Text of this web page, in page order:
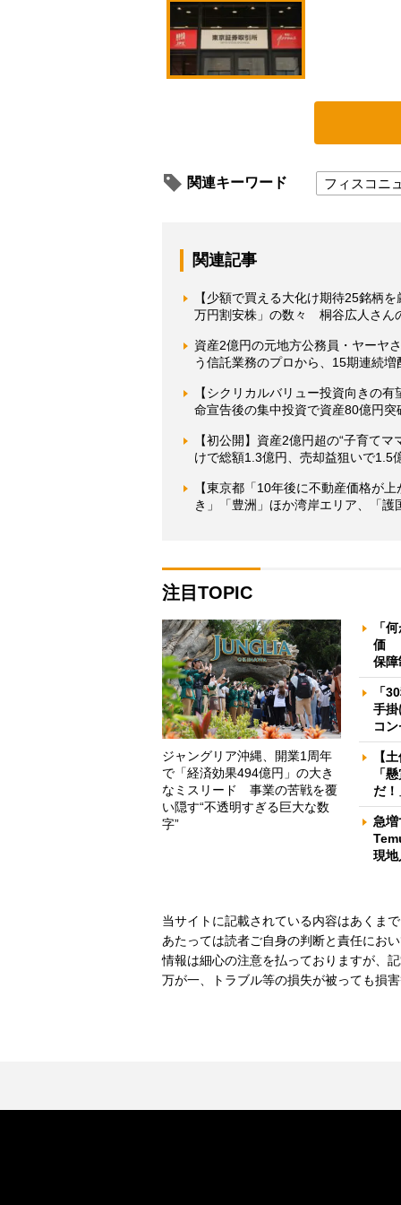
関連キーワード フィスコニ
関連記事
【少額で買える大化け期待25銘柄
万円割安株」の数々 桐谷広人さん
資産2億円の元地方公務員・ヤーヤ
う信託業務のプロから、15期連続増
【シクリカルバリュー投資向きの
命宣告後の集中投資で資産80億円
【初公開】資産2億円超の“子育て
けで総額1.3億円、売却益狙いで1.5
【東京都「10年後に不動産価格が
き」「豊洲」ほか湾岸エリア、「
注目TOPIC
ジャングリア沖縄、開業1周年
で「経済効果494億円」の大き
なミスリード 事業の苦戦を覆
い隠す“不透明すぎる巨大な数
字”
「
価
保障
「
手
コ
【
「
だ
急
現地
当サイトに記載されている内容はあくま
あたっては読者ご自身の判断と責任にお
情報は細心の注意を払っておりますが、
万が一、トラブル等の損失が被っても損